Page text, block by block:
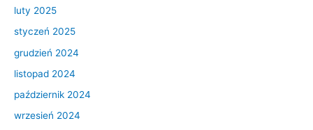
luty 2025
styczeń 2025
grudzień 2024
listopad 2024
październik 2024
wrzesień 2024